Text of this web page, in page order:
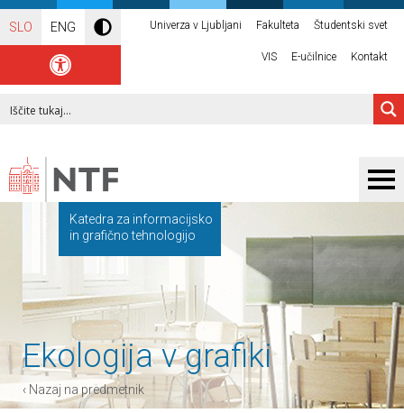
SLO ENG Univerza v Ljubljani Fakulteta Študentski svet
VIS E-učilnice Kontakt
Katedra za informacijsko
in grafično tehnologijo
Ekologija v grafiki
‹ Nazaj na predmetnik